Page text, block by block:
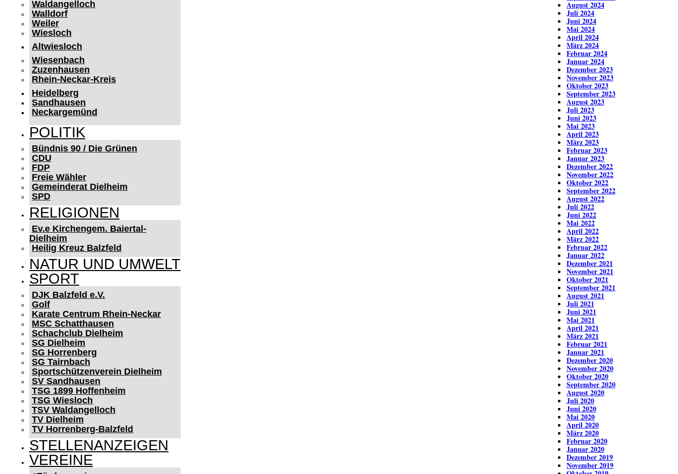
Waldangelloch
Walldorf
Weiler
Wiesloch
Altwiesloch
Wiesenbach
Zuzenhausen
Rhein-Neckar-Kreis
Heidelberg
Sandhausen
Neckargemünd
POLITIK
Bündnis 90 / Die Grünen
CDU
FDP
Freie Wähler
Gemeinderat Dielheim
SPD
RELIGIONEN
Ev.e Kirchengem. Baiertal-
Dielheim
Heilig Kreuz Balzfeld
NATUR UND UMWELT
SPORT
DJK Balzfeld e.V.
Golf
Karate Centrum Rhein-Neckar
MSC Schatthausen
Schachclub Dielheim
SG Dielheim
SG Horrenberg
SG Tairnbach
Sportschützenverein Dielheim
SV Sandhausen
TSG 1899 Hoffenheim
TSG Wiesloch
TSV Waldangelloch
TV Dielheim
TV Horrenberg-Balzfeld
STELLENANZEIGEN
VEREINE
August 2024
Juli 2024
Juni 2024
Mai 2024
April 2024
März 2024
Februar 2024
Januar 2024
Dezember 2023
November 2023
Oktober 2023
September 2023
August 2023
Juli 2023
Juni 2023
Mai 2023
April 2023
März 2023
Februar 2023
Januar 2023
Dezember 2022
November 2022
Oktober 2022
September 2022
August 2022
Juli 2022
Juni 2022
Mai 2022
April 2022
März 2022
Februar 2022
Januar 2022
Dezember 2021
November 2021
Oktober 2021
September 2021
August 2021
Juli 2021
Juni 2021
Mai 2021
April 2021
März 2021
Februar 2021
Januar 2021
Dezember 2020
November 2020
Oktober 2020
September 2020
August 2020
Juli 2020
Juni 2020
Mai 2020
April 2020
März 2020
Februar 2020
Januar 2020
Dezember 2019
November 2019